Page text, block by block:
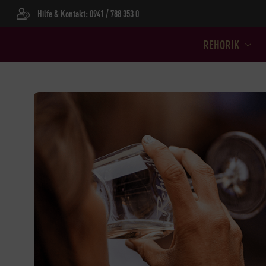
REHORIK
Hilfe & Kontakt: 0941 / 788 353 0